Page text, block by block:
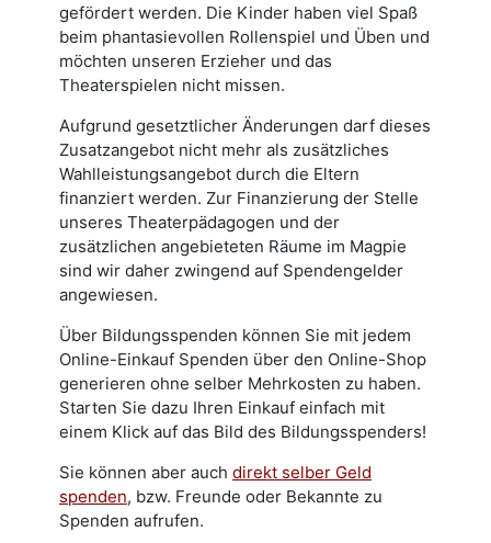
gefördert werden. Die Kinder haben viel Spaß
beim phantasievollen Rollenspiel und Üben und
möchten unseren Erzieher und das
Theaterspielen nicht missen.
Aufgrund gesetztlicher Änderungen darf dieses
Zusatzangebot nicht mehr als zusätzliches
Wahlleistungsangebot durch die Eltern
finanziert werden. Zur Finanzierung der Stelle
unseres Theaterpädagogen und der
zusätzlichen angebieteten Räume im Magpie
sind wir daher zwingend auf Spendengelder
angewiesen.
Über Bildungsspenden können Sie mit jedem
Online-Einkauf Spenden über den Online-Shop
generieren ohne selber Mehrkosten zu haben.
Starten Sie dazu Ihren Einkauf einfach mit
einem Klick auf das Bild des Bildungsspenders!
Sie können aber auch direkt selber Geld
spenden, bzw. Freunde oder Bekannte zu
Spenden aufrufen.